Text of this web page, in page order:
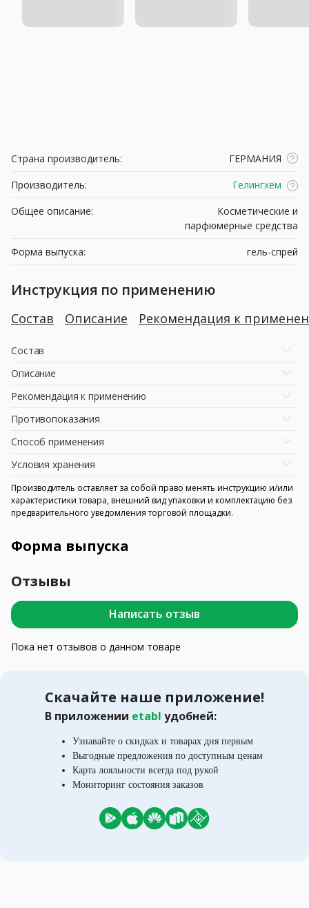
Страна производитель:
ГЕРМАНИЯ
Производитель:
Гелингхем
Общее описание:
Косметические и
парфюмерные средства
Форма выпуска:
гель-спрей
Инструкция по применению
Состав Описание Рекомендация к
Состав
Описание
Рекомендация к применению
Противопоказания
Способ применения
Условия хранения
Производитель оставляет за собой право менять инструкцию и/или
характеристики товара, внешний вид упаковки и комплектацию без
предварительного уведомления торговой площадки.
Форма выпуска
Отзывы
Написать отзыв
Пока нет отзывов о данном товаре
Скачайте наше приложение!
В приложении etabl удобней:
Узнавайте о скидках и товарах дня первым
Выгодные предложения по доступным ценам
Карта лояльности всегда под рукой
Мониторинг состояния заказов